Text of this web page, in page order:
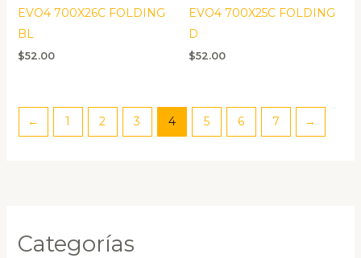
Categorías
EVO4 700X26C FOLDING
BL
$52.00
EVO4 700X25C FOLDING
D
$52.00
← 1 2 3 4 5 6 7 →